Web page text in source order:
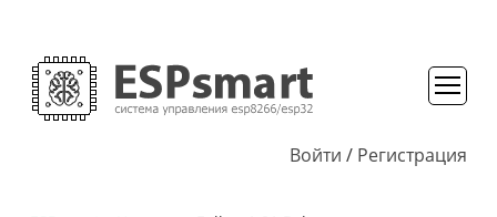
Войти / Регистрация